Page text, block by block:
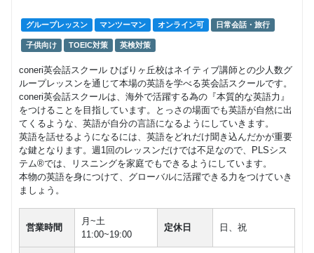
グループレッスン マンツーマン オンライン可 日常会話・旅行
子供向け TOEIC対策 英検対策
coneri英会話スクール ひばりヶ丘校はネイティブ講師との少人数グ
ループレッスンを通じて本場の英語を学べる英会話スクールです。
coneri英会話スクールは、海外で活躍する為の『本質的な英語力』
をつけることを目指しています。とっさの場面でも英語が自然に出
てくるような、英語が自分の言語になるようにしていきます。
英語を話せるようになるには、英語をどれだけ聞き込んだかが重要
な鍵となります。週1回のレッスンだけでは不足なので、PLSシス
テム®では、リスニングを家庭でもできるようにしています。
本物の英語を身につけて、グローバルに活躍できる力をつけていき
ましょう。
営業時間
月~土
11:00~19:00
定休日 日、祝